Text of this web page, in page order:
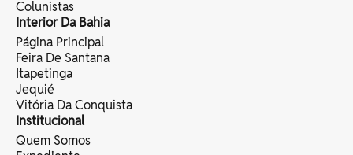
Colunistas
Interior Da Bahia
Página Principal
Feira De Santana
Itapetinga
Jequié
Vitória Da Conquista
Institucional
Quem Somos